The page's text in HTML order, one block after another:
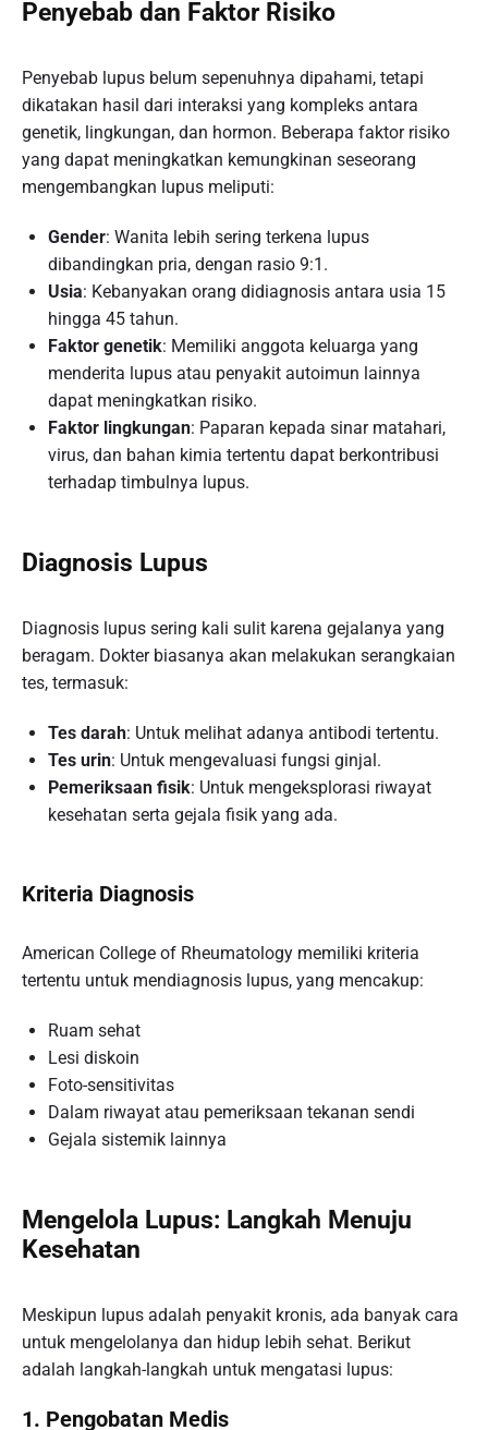
Penyebab dan Faktor Risiko
Penyebab lupus belum sepenuhnya dipahami, tetapi
dikatakan hasil dari interaksi yang kompleks antara
genetik, lingkungan, dan hormon. Beberapa faktor risiko
yang dapat meningkatkan kemungkinan seseorang
mengembangkan lupus meliputi:
Gender: Wanita lebih sering terkena lupus
dibandingkan pria, dengan rasio 9:1.
Usia: Kebanyakan orang didiagnosis antara usia 15
hingga 45 tahun.
Faktor genetik: Memiliki anggota keluarga yang
menderita lupus atau penyakit autoimun lainnya
dapat meningkatkan risiko.
Faktor lingkungan: Paparan kepada sinar matahari,
virus, dan bahan kimia tertentu dapat berkontribusi
terhadap timbulnya lupus.
Diagnosis Lupus
Diagnosis lupus sering kali sulit karena gejalanya yang
beragam. Dokter biasanya akan melakukan serangkaian
tes, termasuk:
Tes darah: Untuk melihat adanya antibodi tertentu.
Tes urin: Untuk mengevaluasi fungsi ginjal.
Pemeriksaan fisik: Untuk mengeksplorasi riwayat
kesehatan serta gejala fisik yang ada.
Kriteria Diagnosis
American College of Rheumatology memiliki kriteria
tertentu untuk mendiagnosis lupus, yang mencakup:
Ruam sehat
Lesi diskoin
Foto-sensitivitas
Dalam riwayat atau pemeriksaan tekanan sendi
Gejala sistemik lainnya
Mengelola Lupus: Langkah Menuju
Kesehatan
Meskipun lupus adalah penyakit kronis, ada banyak cara
untuk mengelolanya dan hidup lebih sehat. Berikut
adalah langkah-langkah untuk mengatasi lupus:
1. Pengobatan Medis